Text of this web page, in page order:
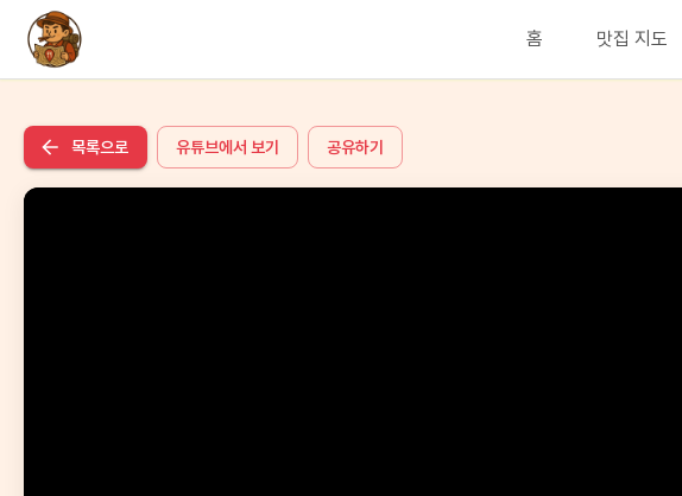
홈 맛집 지도
목록으로 유튜브에서 보기 공유하기